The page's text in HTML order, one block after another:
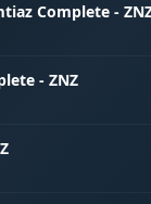
Complete -
- ZNZ